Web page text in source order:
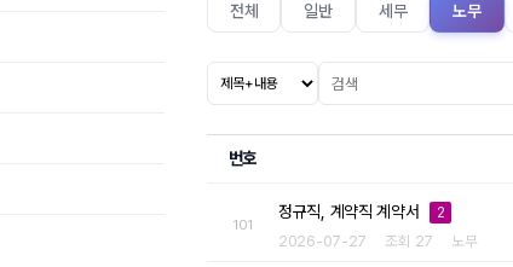
전체 일반 세무 노무
번호
101
정규직, 계약직 계약서 2
2026-07-27 조회 27 노무